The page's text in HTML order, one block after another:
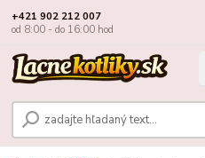
+421 902 212 007
od 8:00 - do 16:00 hod